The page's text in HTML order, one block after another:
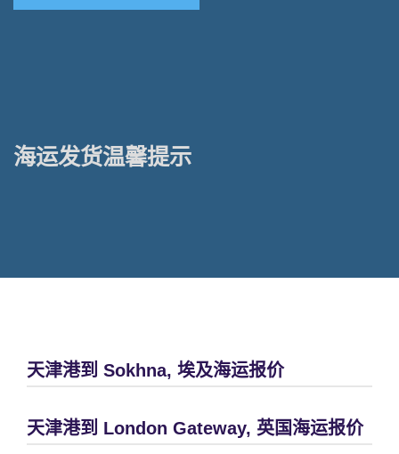
海运发货温馨提示
天津港到 Sokhna, 埃及海运报价
天津港到 London Gateway, 英国海运报价